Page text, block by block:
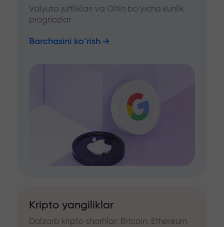
Valyuta juftliklari va Oltin bo‘yicha kunlik
prognozlar
Barchasini ko‘rish
Kripto yangiliklar
Dolzarb kripto sharhlar: Bitcoin, Ethereum